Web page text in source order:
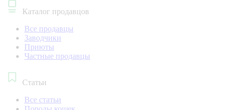
Каталог продавцов
Все продавцы
Заводчики
Приюты
Частные продавцы
Статьи
Все статьи